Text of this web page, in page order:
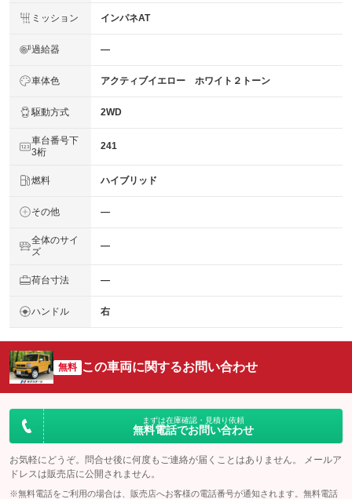
ミッション インパネAT
過給器 ―
車体色 アクティブイエロー ホワイト２トーン
駆動方式 2WD
車台番号下
3桁
241
燃料 ハイブリッド
その他 ―
全体のサイ
ズ
―
荷台寸法 ―
ハンドル 右
無料 この車両に関するお問い合わせ
まずは在庫確認・見積り依頼
無料電話でお問い合わせ
お気軽にどうぞ。問合せ後に何度もご連絡が届くことはありません。 メールア
ドレスは販売店に公開されません。
※無料電話をご利用の場合は、販売店へお客様の電話番号が通知されます。無料電話